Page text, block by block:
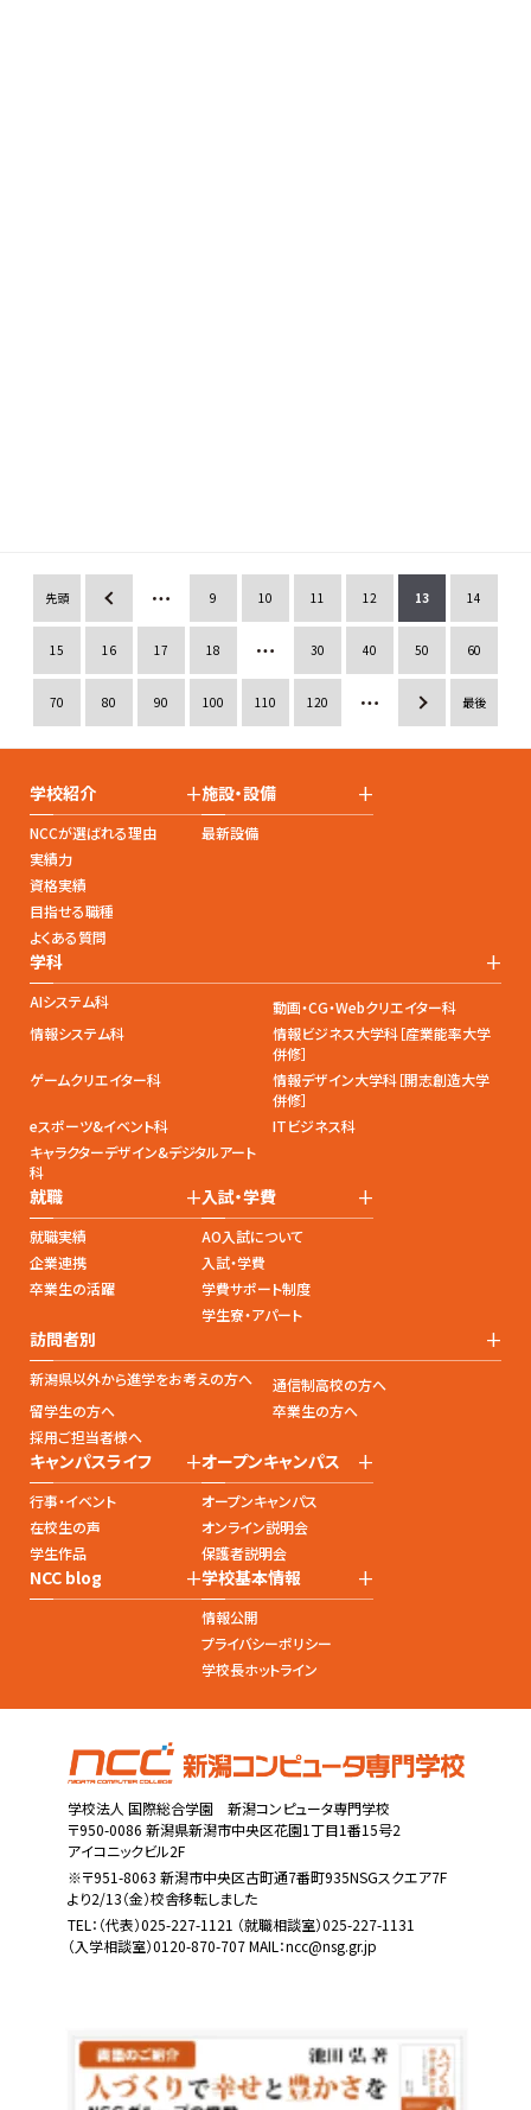
先頭 « 9 10 11 12 13 14
15 16 17 18 30 40 50 60
70 80 90 100 110 120 » 最後
学校紹介 +
NCCが選ばれる理由
実績力
資格実績
目指せる職種
よくある質問
施設・設備 +
最新設備
学科 +
AIシステム科
動画・CG・Webクリエイター科
情報システム科
情報ビジネス大学科［産業能率大学
併修］
ゲームクリエイター科
情報デザイン大学科［開志創造大学
併修］
eスポーツ&イベント科
ITビジネス科
キャラクターデザイン&デジタルアート
科
就職 +
就職実績
企業連携
卒業生の活躍
入試・学費 +
AO入試について
入試・学費
学費サポート制度
学生寮・アパート
訪問者別 +
新潟県以外から進学をお考えの方へ
通信制高校の方へ
留学生の方へ
卒業生の方へ
採用ご担当者様へ
キャンパスライフ +
行事・イベント
在校生の声
学生作品
オープンキャンパス +
オープンキャンパス
オンライン説明会
保護者説明会
NCC blog +学校基本情報 +
情報公開
プライバシーポリシー
学校長ホットライン
学校法人 国際総合学園 新潟コンピュータ専門学校
〒950-0086 新潟県新潟市中央区花園1丁目1番15号2
アイコニックビル2F
※〒951-8063 新潟市中央区古町通7番町935NSGスクエア7F
より2/13（金）校舎移転しました
TEL： （代表）025-227-1121 （就職相談室）025-227-1131
（入学相談室）0120-870-707 MAIL：ncc@nsg.gr.jp